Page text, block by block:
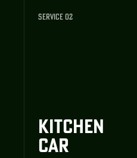
SERVICE 02
KITCHEN
CAR